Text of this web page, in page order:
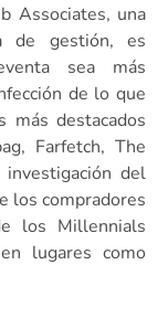
Associates, una
de gestión, es
sea más
de lo que
más destacados
Farfetch, The
del
los compradores
los Millennials
lugares como